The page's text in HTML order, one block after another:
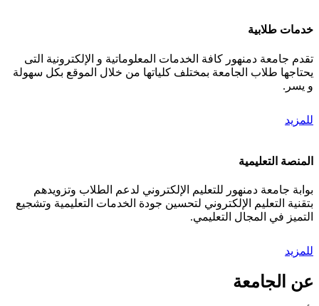
خدمات طلابية
تقدم جامعة دمنهور كافة الخدمات المعلوماتية و الإلكترونية التى
يحتاجها طلاب الجامعة بمختلف كلياتها من خلال الموقع بكل سهولة
و يسر.
للمزيد
المنصة التعليمية
بوابة جامعة دمنهور للتعليم الإلكتروني لدعم الطلاب وتزويدهم
بتقنية التعليم الإلكتروني لتحسين جودة الخدمات التعليمية وتشجيع
التميز في المجال التعليمي.
للمزيد
عن الجامعة